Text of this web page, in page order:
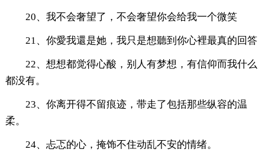
20、我不会奢望了，不会奢望你会给我一个微笑
21、你愛我還是她，我只是想聽到你心裡最真的回答
22、想想都觉得心酸，别人有梦想，有信仰而我什么
都没有。
23、你离开得不留痕迹，带走了包括那些纵容的温
柔。
24、忐忑的心，掩饰不住动乱不安的情绪。